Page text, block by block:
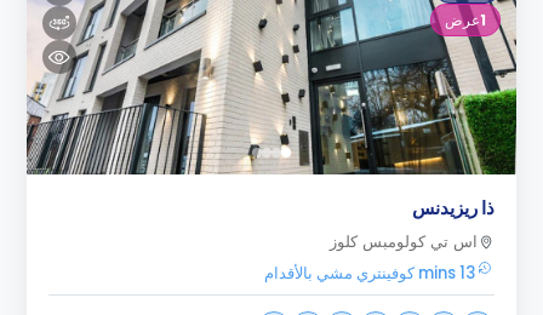
1عرض
ذا ريزيدنس
اس تي كولومبس كلوز
13 mins كوفينتري مشي بالأقدام